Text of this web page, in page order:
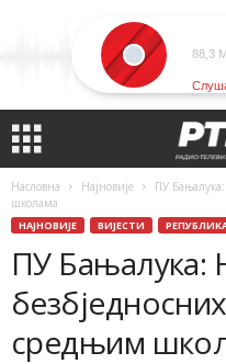
88,3
Насловна Најновије
ПУ
школама
НАЈНОВИЈЕ ВИЈЕСТИ
ПУ Бањалука:
средњим